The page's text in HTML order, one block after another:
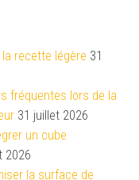
recette légère 31
fréquentes lors de la
31 juillet 2026
un cube
2026
la surface de